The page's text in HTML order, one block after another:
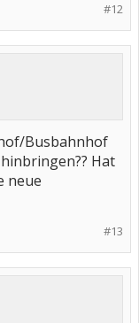
#12
Busbahnhof
Hat
neue
#13